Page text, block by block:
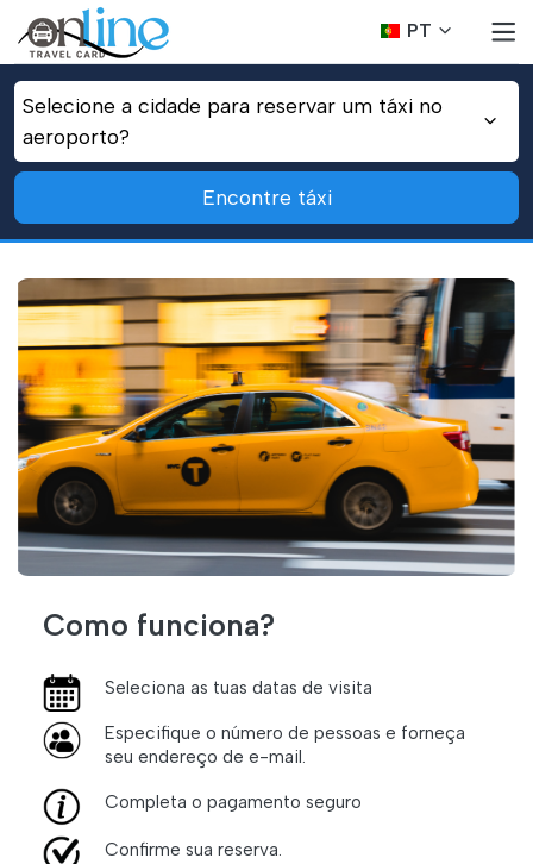
PT
Selecione a cidade para reservar um táxi no
aeroporto?
Encontre táxi
Como funciona?
Seleciona as tuas datas de visita
Especifique o número de pessoas e forneça
seu endereço de e-mail.
Completa o pagamento seguro
Confirme sua reserva.